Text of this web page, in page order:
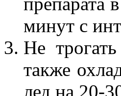
минут с
Не
также
лед на 20-